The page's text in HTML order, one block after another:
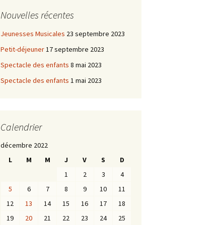
Nouvelles récentes
Jeunesses Musicales 23 septembre 2023
Petit-déjeuner17 septembre 2023
Spectacle des enfants 8 mai 2023
Spectacle des enfants 1 mai 2023
Calendrier
décembre 2022
L
M M J V S
D
1
2 3
4
5
6 7 8 9 10
11
12
13 14 15 16 17
18
19
20 21 22 23 24 25